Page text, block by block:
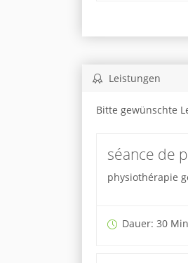
Leistungen
Bitte gewünschte
séance de
physiothérapie
Dauer: 30